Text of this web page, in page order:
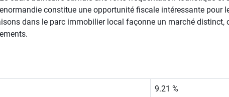
constitue une opportunité fiscale intéressante pour
dans le parc immobilier local façonne un marché distinct,
9.21 %